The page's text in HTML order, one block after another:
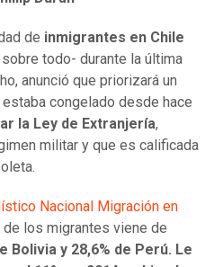
de inmigrantes en Chile
todo- durante la última
anunció que priorizará un
congelado desde hace
la Ley de Extranjería,
militar y que es calificada
Nacional Migración en
de los migrantes viene de
Bolivia y 28,6% de Perú. Le